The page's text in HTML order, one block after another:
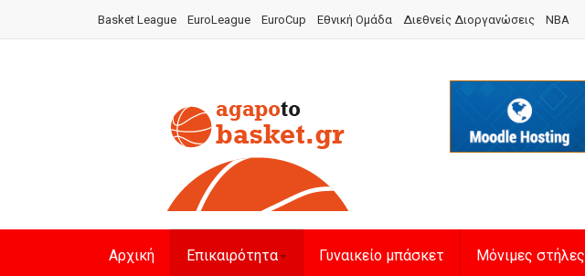
Basket League EuroLeague EuroCup Εθνική Ομάδα Διεθνείς Διοργανώσεις NBA
Αρχική Επικαιρότητα Γυναικείο μπάσκετ Μόνιμες στήλες